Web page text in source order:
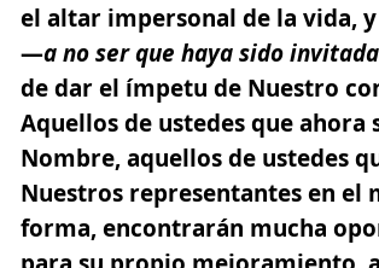
el altar impersonal de la vida,
—a no ser que haya sido
de dar el ímpetu de Nuestro
Aquellos de ustedes que ahora
Nombre, aquellos de ustedes
Nuestros representantes en el
forma, encontrarán mucha